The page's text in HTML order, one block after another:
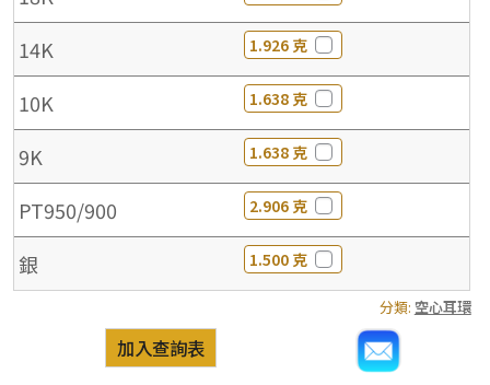
14K 1.926 克
10K 1.638 克
9K 1.638 克
PT950/900 2.906 克
銀 1.500 克
分類: 空心耳環
加入查詢表